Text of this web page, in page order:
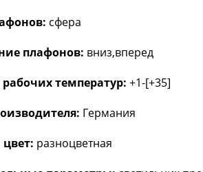
сфера
плафонов: вниз,вперед
температур: +1-[+35]
Германия
разноцветная